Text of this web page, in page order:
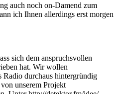
auch noch on-Damend zum
ich Ihnen allerdings erst morgen
sich dem anspruchsvollen
hat. Wir wollen
Radio durchaus hintergründig
unserem Projekt